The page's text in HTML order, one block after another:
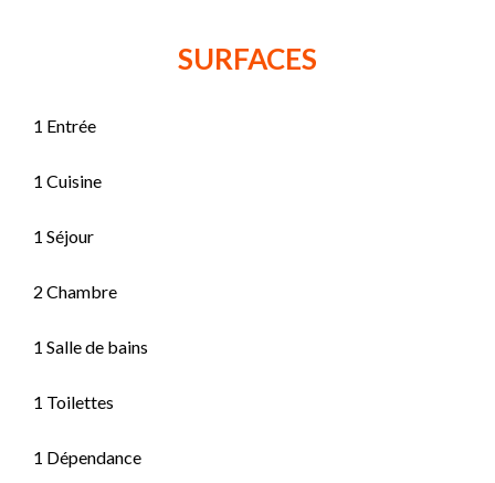
SURFACES
1 Entrée
1 Cuisine
1 Séjour
2 Chambre
1 Salle de bains
1 Toilettes
1 Dépendance